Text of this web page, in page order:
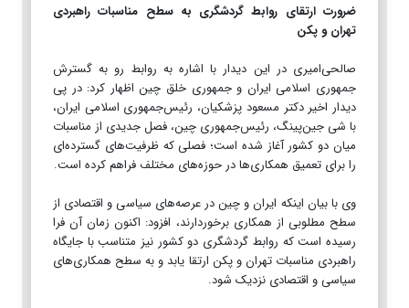
ضرورت ارتقای روابط گردشگری به سطح مناسبات راهبردی
تهران و پکن
صالحی‌امیری در این دیدار با اشاره به روابط رو به گسترش
جمهوری اسلامی ایران و جمهوری خلق چین اظهار کرد: در پی
دیدار اخیر دکتر مسعود پزشکیان، رئیس‌جمهوری اسلامی ایران،
با شی جین‌پینگ، رئیس‌جمهوری چین، فصل جدیدی از مناسبات
میان دو کشور آغاز شده است؛ فصلی که ظرفیت‌های گسترده‌ای
را برای تعمیق همکاری‌ها در حوزه‌های مختلف فراهم کرده است.
وی با بیان اینکه ایران و چین در عرصه‌های سیاسی و اقتصادی از
سطح مطلوبی از همکاری برخوردارند، افزود: اکنون زمان آن فرا
رسیده است که روابط گردشگری دو کشور نیز متناسب با جایگاه
راهبردی مناسبات تهران و پکن ارتقا یابد و به سطح همکاری‌های
سیاسی و اقتصادی نزدیک شود.